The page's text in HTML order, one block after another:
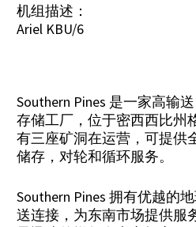
机组描述：
Ariel KBU/6
Southern Pines 是一家高输
存储工厂，位于密西西比州
有三座矿洞在运营，可提供
储存，对轮和循环服务。
Southern Pines 拥有优越的
送连接，为东南市场提供服